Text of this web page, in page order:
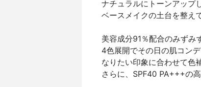
ナチュラルにトーンアップ
ベースメイクの土台を整
美容成分91％配合のみずみ
4色展開でその日の肌コンデ
なりたい印象に合わせて色
さらに、SPF40 PA+++の